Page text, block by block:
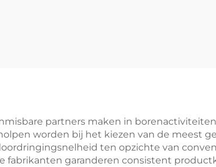
partners maken in
worden bij het kiezen van de meest
ten opzichte van
fabrikanten garanderen consistent